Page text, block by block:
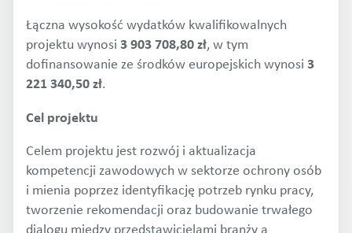
Łączna wysokość wydatków kwalifikowalnych
projektu wynosi 3 903 708,80 zł, w tym
dofinansowanie ze środków europejskich wynosi 3
221 340,50 zł.
Cel projektu
Celem projektu jest rozwój i aktualizacja
kompetencji zawodowych w sektorze ochrony osób
i mienia poprzez identyfikację potrzeb rynku pracy,
tworzenie rekomendacji oraz budowanie trwałego